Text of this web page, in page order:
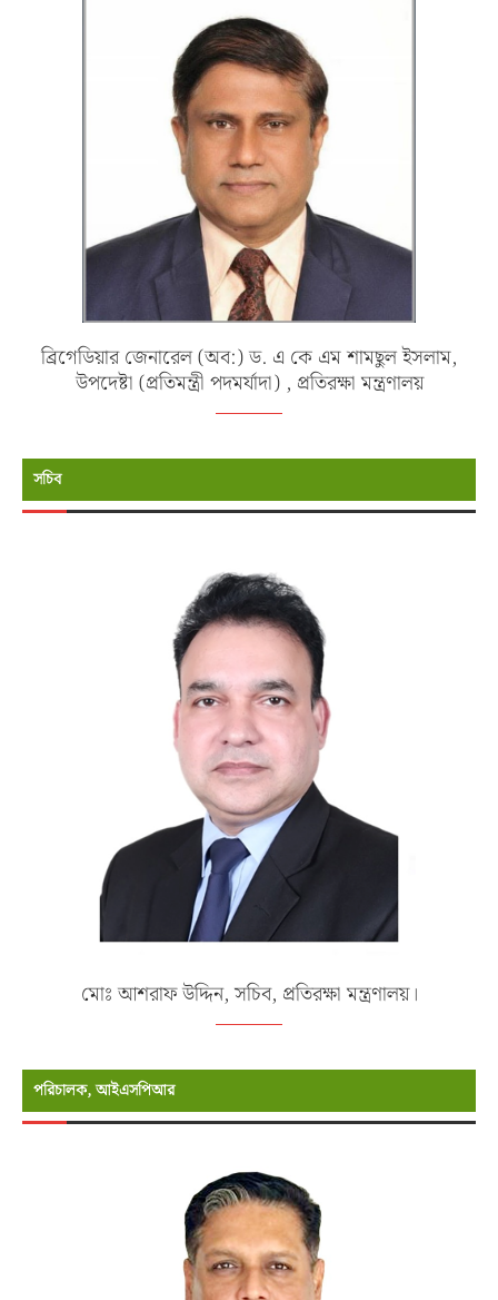
ব্রিগেডিয়ার জেনারেল (অব:) ড. এ কে এম শামছুল ইসলাম,
উপদেষ্টা (প্রতিমন্ত্রী পদমর্যাদা) , প্রতিরক্ষা মন্ত্রণালয়
সচিব
মোঃ আশরাফ উদ্দিন, সচিব, প্রতিরক্ষা মন্ত্রণালয়।
পরিচালক, আইএসপিআর